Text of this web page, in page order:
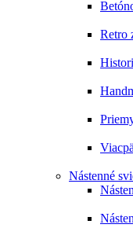
Retro
Nástenné